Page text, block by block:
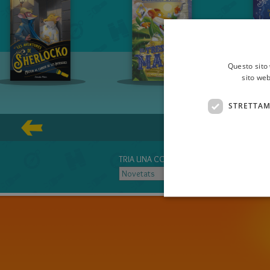
TRIA UNA COL-LECCIÓ
Questo
sito